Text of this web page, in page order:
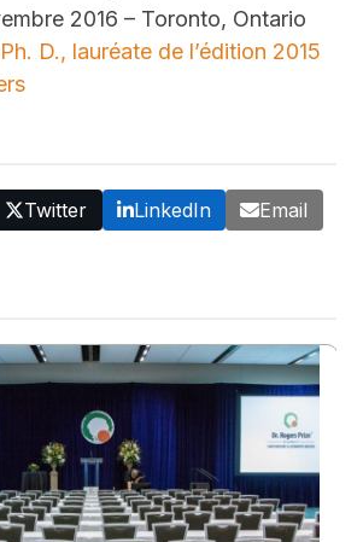
2016 – Toronto, Ontario
D., lauréate de l’édition 2015
Twitter LinkedIn Email